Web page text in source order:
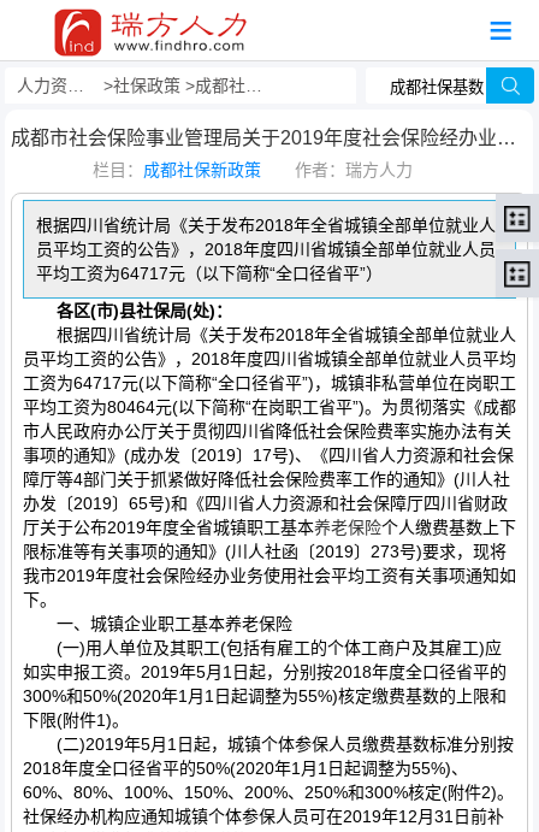
社保政策 成都社保新政策
成都市社会保险事业管理局关于2019年度社会保险经办业务使用上一年度 社会平均工资有关事项的通知
栏目： 成都社保新政策 作者：瑞方人力
根据四川省统计局《关于发布2018年全省城镇全部单位就业人
员平均工资的公告》，2018年度四川省城镇全部单位就业人员
平均工资为64717元（以下简称“全口径省平”）
各区(市)县社保局(处)：
根据四川省统计局《关于发布2018年全省城镇全部单位就业人
员平均工资的公告》，2018年度四川省城镇全部单位就业人员平均
工资为64717元(以下简称“全口径省平”)，城镇非私营单位在岗职工
平均工资为80464元(以下简称“在岗职工省平”)。为贯彻落实《成都
市人民政府办公厅关于贯彻四川省降低社会保险费率实施办法有关
事项的通知》(成办发〔2019〕17号)、《四川省人力资源和社会保
障厅等4部门关于抓紧做好降低社会保险费率工作的通知》(川人社
办发〔2019〕65号)和《四川省人力资源和社会保障厅四川省财政
厅关于公布2019年度全省城镇职工基本养老保险个人缴费基数上下
限标准等有关事项的通知》(川人社函〔2019〕273号)要求，现将
我市2019年度社会保险经办业务使用社会平均工资有关事项通知如
下。
一、城镇企业职工基本养老保险
(一)用人单位及其职工(包括有雇工的个体工商户及其雇工)应
如实申报工资。2019年5月1日起，分别按2018年度全口径省平的
300%和50%(2020年1月1日起调整为55%)核定缴费基数的上限和
下限(附件1)。
(二)2019年5月1日起，城镇个体参保人员缴费基数标准分别按
2018年度全口径省平的50%(2020年1月1日起调整为55%)、
60%、80%、100%、150%、200%、250%和300%核定(附件2)。
社保经办机构应通知城镇个体参保人员可在2019年12月31日前补